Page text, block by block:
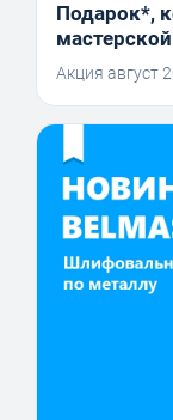
Подарок*,
мастерской
Акция август